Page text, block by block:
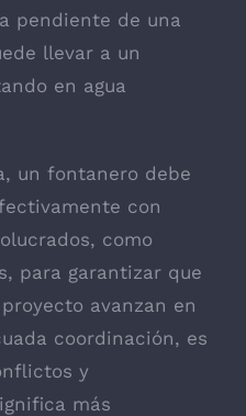
pendiente de una
llevar a un
en agua
un fontanero debe
con
como
para garantizar que
avanzan en
coordinación, es
y
más